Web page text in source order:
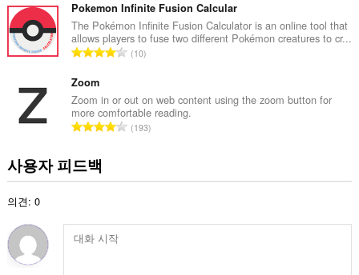
급
수
:
Pokemon Infinite Fusion Calcular
The Pokémon Infinite Fusion Calculator is an online tool that
allows players to fuse two different Pokémon creatures to cr...
총
수
:
10
Zoom
Zoom in or out on web content using the zoom button for
more comfortable reading.
총193
사용자 피드백
의견: 0